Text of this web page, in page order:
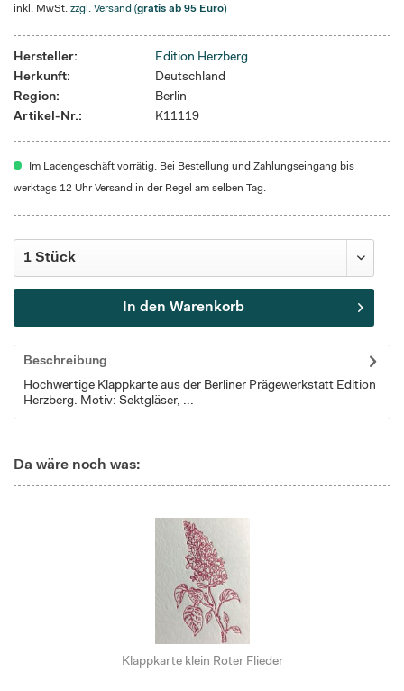
inkl. MwSt. zzgl. Versand (gratis ab 95 Euro)
Hersteller:
Edition Herzberg
Herkunft:
Deutschland
Region:
Berlin
Artikel-Nr.:
K11119
Im Ladengeschäft vorrätig. Bei Bestellung und Zahlungseingang bis
werktags 12 Uhr Versand in der Regel am selben Tag.
In den Warenkorb
Beschreibung
Hochwertige Klappkarte aus der Berliner Prägewerkstatt Edition
Herzberg. Motiv: Sektgläser, ...
Da wäre noch was:
Klappkarte klein Roter Flieder